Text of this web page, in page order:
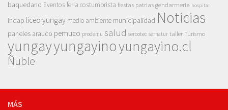
baquedano Eventosferia costumbrista fiestas patrias gendarmeria hospital
indap liceo yungay medio ambiente municipalidad Noticias
paneles arauco pemuco prodemu salud sercotec sernatur taller Turismo
yungayyungayinoyungayino.cl
Ñuble
MÁS